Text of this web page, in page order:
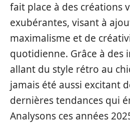
fait place à des créations
exubérantes, visant à
maximalisme et de
quotidienne. Grâce à des
allant du style rétro au
jamais été aussi excitant
dernières tendances qui
Analysons ces années